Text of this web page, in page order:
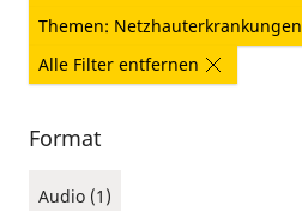
Themen: Netzhauterkrankungen
Alle Filter entfernen
Format
Audio (1)